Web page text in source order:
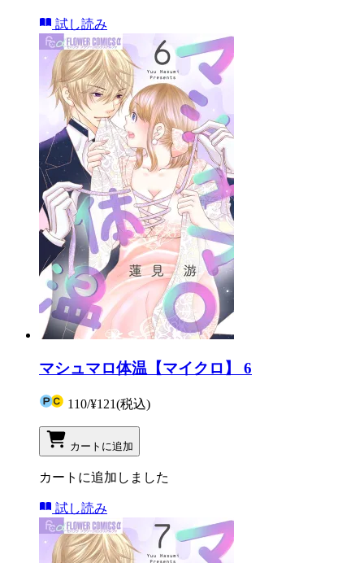
試し読み
マシュマロ体温【マイクロ】 6
110/¥121(税込)
カートに追加
カートに追加しました
試し読み